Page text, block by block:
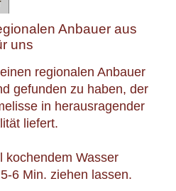
Anbauer aus
uns
regionalen Anbauer
gefunden zu haben, der
in herausragender
liefert.
kochendem Wasser
6 Min. ziehen lassen.